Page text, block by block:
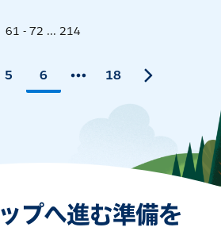
61 - 72 ... 214
5 6 18
プへ進む準備を